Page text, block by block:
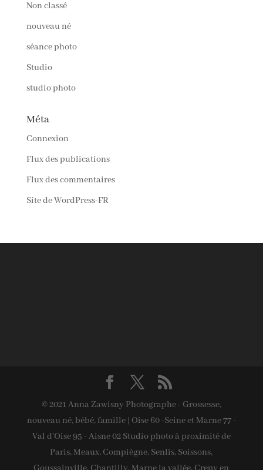
Non classé
nouveau né
séance photo
Studio
studio photo
Méta
Connexion
Flux des publications
Flux des commentaires
Site de WordPress-FR
© 2021 Anna Zawisny Photographe - Grossesse,
nouveau né, bébé, famille | Oise 60 -Seine et Marne 77 -
Val d'Oise 95 - Aisne 02 Studio photo à proximité de
Paris, Meaux, Compiègne, Senlis, Soissons,